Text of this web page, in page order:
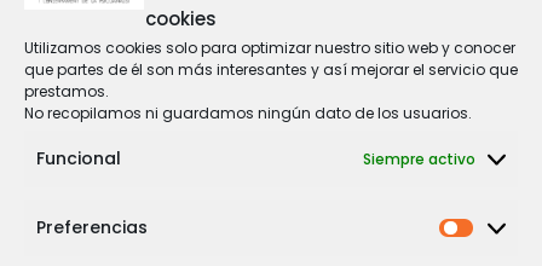
cookies
Utilizamos cookies solo para optimizar nuestro sitio web y conocer
que partes de él son más interesantes y así mejorar el servicio que
prestamos.
No recopilamos ni guardamos ningún dato de los usuarios.
Funcional Siempre activo
Preferencias
Límite y función de la angustia. Duelo, manía y
melancolía
Formación En Psicoanálisis Angustia
El pasado sábado, 17 de junio, tuvimos la suerte de